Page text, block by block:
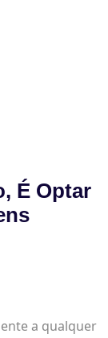
É Optar
a qualquer